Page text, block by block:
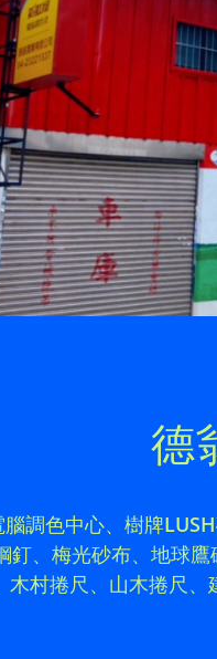
德
調色中心、樹牌
、梅光砂布、地球
村捲尺、山木捲尺